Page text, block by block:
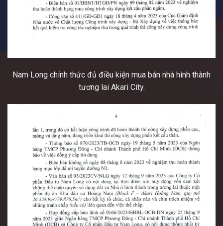
Nam Long chính thức đủ điều kiện mua bán nhà hình thành
tương lai Akari City.